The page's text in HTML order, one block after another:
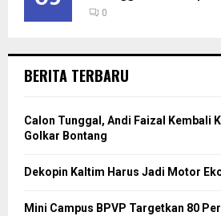
0
BERITA TERBARU
Calon Tunggal, Andi Faizal Kembali
Golkar Bontang
Dekopin Kaltim Harus Jadi Motor
Mini Campus BPVP Targetkan 80